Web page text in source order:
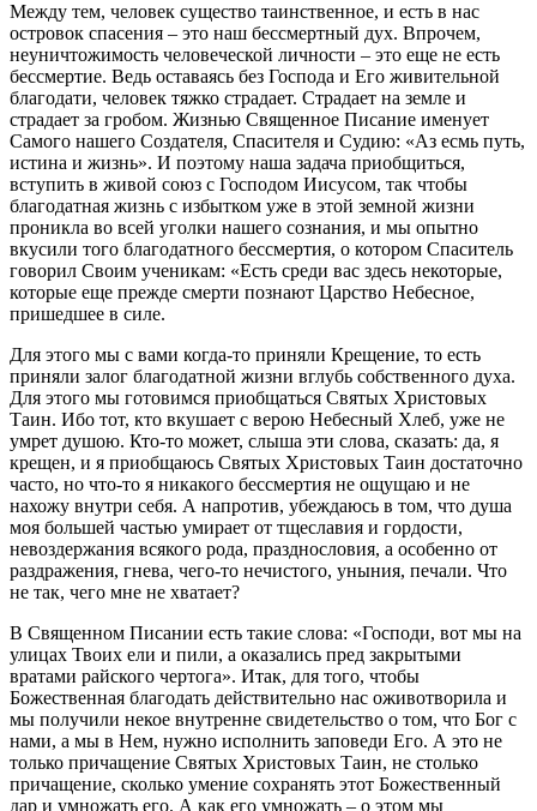
Между тем, человек существо таинственное, и есть в нас
островок спасения – это наш бессмертный дух. Впрочем,
неуничтожимость человеческой личности – это еще не есть
бессмертие. Ведь оставаясь без Господа и Его живительной
благодати, человек тяжко страдает. Страдает на земле и
страдает за гробом. Жизнью Священное Писание именует
Самого нашего Создателя, Спасителя и Судию: «Аз есмь путь,
истина и жизнь». И поэтому наша задача приобщиться,
вступить в живой союз с Господом Иисусом, так чтобы
благодатная жизнь с избытком уже в этой земной жизни
проникла во всей уголки нашего сознания, и мы опытно
вкусили того благодатного бессмертия, о котором Спаситель
говорил Своим ученикам: «Есть среди вас здесь некоторые,
которые еще прежде смерти познают Царство Небесное,
пришедшее в силе.
Для этого мы с вами когда-то приняли Крещение, то есть
приняли залог благодатной жизни вглубь собственного духа.
Для этого мы готовимся приобщаться Святых Христовых
Таин. Ибо тот, кто вкушает с верою Небесный Хлеб, уже не
умрет душою. Кто-то может, слыша эти слова, сказать: да, я
крещен, и я приобщаюсь Святых Христовых Таин достаточно
часто, но что-то я никакого бессмертия не ощущаю и не
нахожу внутри себя. А напротив, убеждаюсь в том, что душа
моя большей частью умирает от тщеславия и гордости,
невоздержания всякого рода, празднословия, а особенно от
раздражения, гнева, чего-то нечистого, уныния, печали. Что
не так, чего мне не хватает?
В Священном Писании есть такие слова: «Господи, вот мы на
улицах Твоих ели и пили, а оказались пред закрытыми
вратами райского чертога». Итак, для того, чтобы
Божественная благодать действительно нас оживотворила и
мы получили некое внутренне свидетельство о том, что Бог с
нами, а мы в Нем, нужно исполнить заповеди Его. А это не
только причащение Святых Христовых Таин, не столько
причащение, сколько умение сохранять этот Божественный
дар и умножать его. А как его умножать – о этом мы